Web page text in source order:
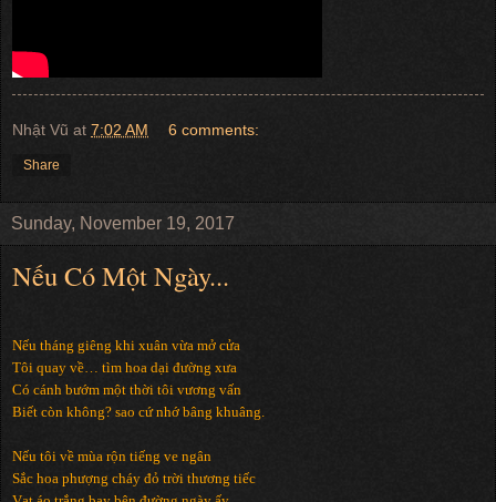
Nhật Vũ at 7:02 AM 6 comments:
Share
Sunday, November 19, 2017
Nếu Có Một Ngày...
Nếu tháng giêng khi xuân vừa mở cửa
Tôi quay về… tìm hoa dại đường xưa
Có cánh bướm một thời tôi vương vấn
Biết còn không? sao cứ nhớ bâng khuâng.
Nếu tôi về mùa rộn tiếng ve ngân
Sắc hoa phượng cháy đỏ trời thương tiếc